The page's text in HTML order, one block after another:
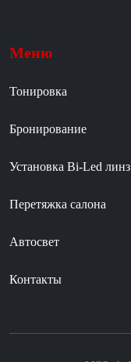
Меню
Тонировка
Бронирование
Установка Bi-Led линз
Перетяжка салона
Автосвет
Контакты